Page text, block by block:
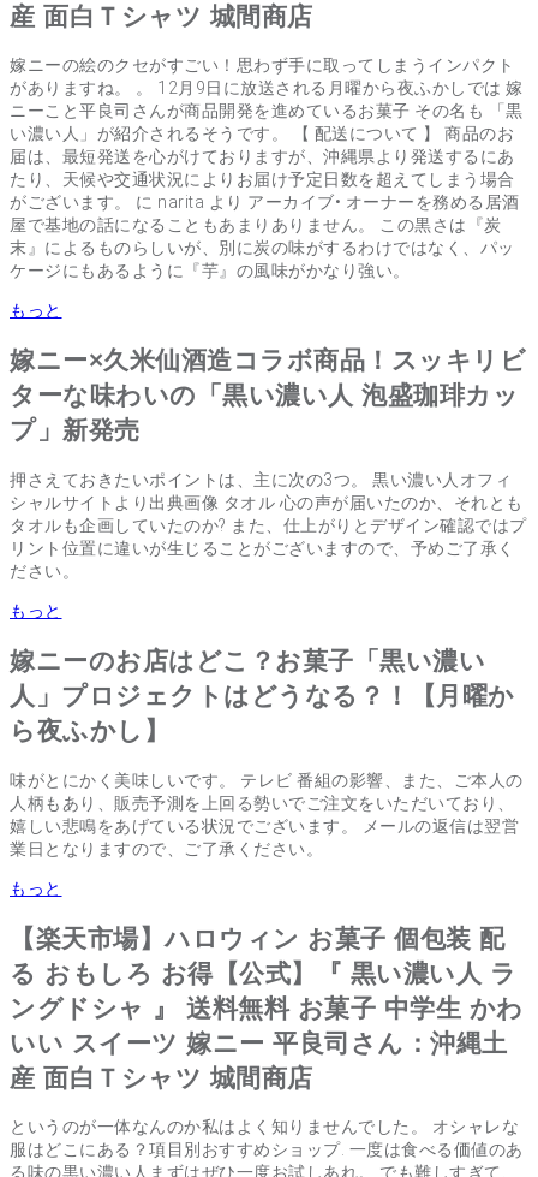
産 面白Ｔシャツ 城間商店
嫁ニーの絵のクセがすごい！思わず手に取ってしまうインパクト
がありますね。 。 12月9日に放送される月曜から夜ふかしでは 嫁
ニーこと平良司さんが商品開発を進めているお菓子 その名も 「黒
い濃い人」が紹介されるそうです。 【 配送について 】 商品のお
届は、最短発送を心がけておりますが、沖縄県より発送するにあ
たり、天候や交通状況によりお届け予定日数を超えてしまう場合
がございます。 に narita より アーカイブ• オーナーを務める居酒
屋で基地の話になることもあまりありません。 この黒さは『炭
末』によるものらしいが、別に炭の味がするわけではなく、パッ
ケージにもあるように『芋』の風味がかなり強い。
もっと
嫁ニー×久米仙酒造コラボ商品！スッキリビ
ターな味わいの「黒い濃い人 泡盛珈琲カッ
プ」新発売
押さえておきたいポイントは、主に次の3つ。 黒い濃い人オフィ
シャルサイトより出典画像 タオル 心の声が届いたのか、それとも
タオルも企画していたのか? また、仕上がりとデザイン確認ではプ
リント位置に違いが生じることがございますので、予めご了承く
ださい。
もっと
嫁ニーのお店はどこ？お菓子「黒い濃い
人」プロジェクトはどうなる？！【月曜か
ら夜ふかし】
味がとにかく美味しいです。 テレビ 番組の影響、また、ご本人の
人柄もあり、販売予測を上回る勢いでご注文をいただいており、
嬉しい悲鳴をあげている状況でございます。 メールの返信は翌営
業日となりますので、ご了承ください。
もっと
【楽天市場】ハロウィン お菓子 個包装 配
る おもしろ お得【公式】『 黒い濃い人 ラ
ングドシャ 』 送料無料 お菓子 中学生 かわ
いい スイーツ 嫁ニー 平良司さん：沖縄土
産 面白Ｔシャツ 城間商店
というのが一体なんのか私はよく知りませんでした。 オシャレな
服はどこにある？項目別おすすめショップ. 一度は食べる価値のあ
る味の黒い濃い人まずはぜひ一度お試しあれ。 でも難しすぎて、